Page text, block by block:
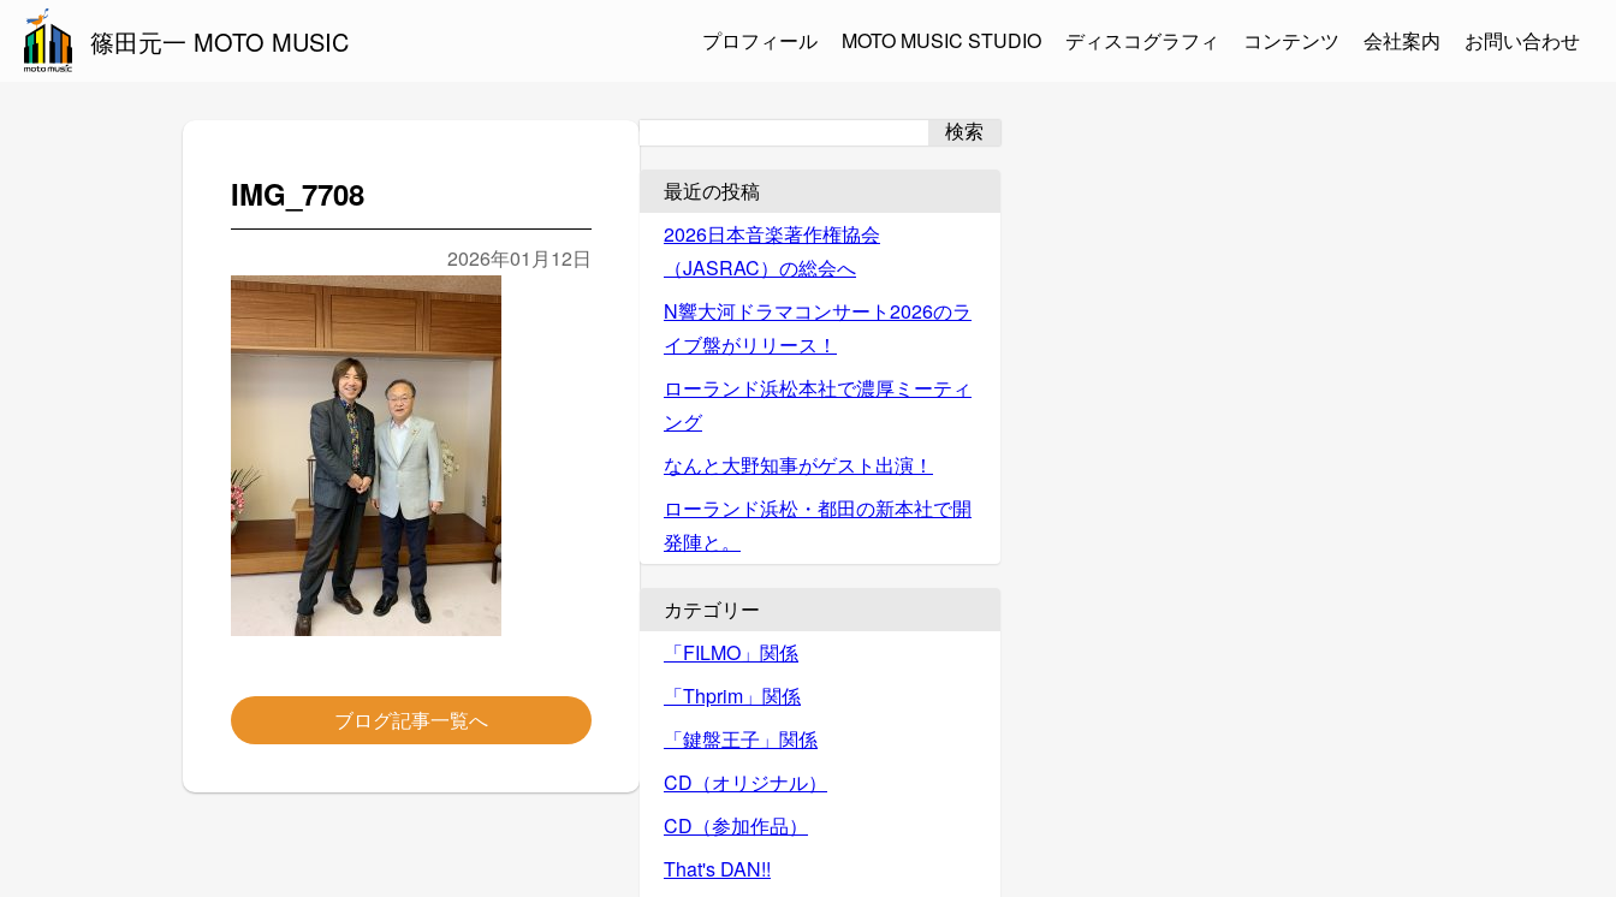
篠田元一 MOTO MUSIC プロフィール MOTO MUSIC STUDIO ディスコグラフィ コンテンツ 会社案内 お問い合わせ
IMG_7708
2026年01月12日
ブログ記事一覧へ
検索
最近の投稿
2026日本音楽著作権協会
（JASRAC）の総会へ
N響大河ドラマコンサート2026のラ
イブ盤がリリース！
ローランド浜松本社で濃厚ミーティ
ング
なんと大野知事がゲスト出演！
ローランド浜松・都田の新本社で開
発陣と。
カテゴリー
「FILMO」関係
「Thprim」関係
「鍵盤王子」関係
CD（オリジナル）
CD（参加作品）
That's DAN!!